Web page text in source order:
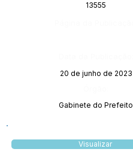
13555
20 de junho de 2023
Gabinete do Prefeito
Visualizar